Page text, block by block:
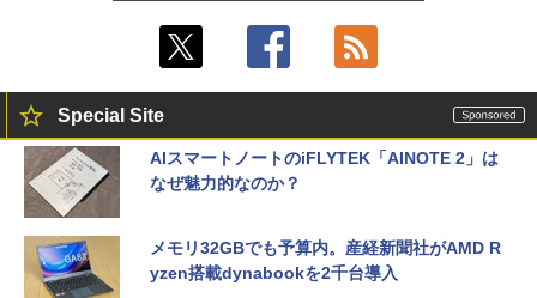
Special Site
AIスマートノートのiFLYTEK「AINOTE 2」は
なぜ魅力的なのか？
メモリ32GBでも予算内。産経新聞社がAMD R
yzen搭載dynabookを2千台導入